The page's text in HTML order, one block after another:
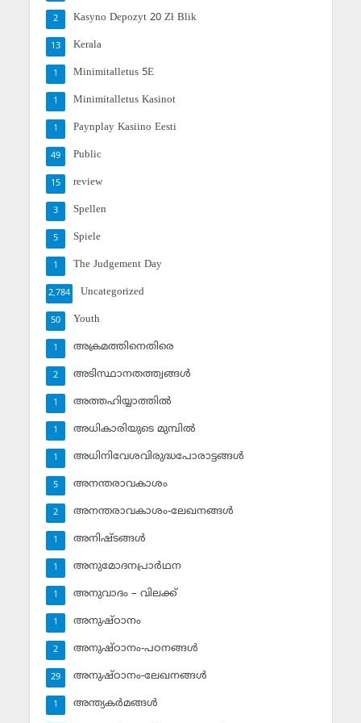
Kasyno Depozyt 20 Zł Blik
2
Kerala
13
Minimitalletus 5E
1
Minimitalletus Kasinot
1
Paynplay Kasiino Eesti
1
Public
49
review
15
Spellen
3
Spiele
5
The Judgement Day
1
Uncategorized
2,784
Youth
50
അക്രമത്തിനെതിരെ
1
അടിസ്ഥാനതത്ത്വങ്ങള്‍
2
അത്തഹിയ്യാത്തില്‍
1
അധികാരിയുടെ മുമ്പില്‍
1
അധിനിവേശവിരുദ്ധപോരാട്ടങ്ങള്‍
1
അനന്തരാവകാശം
5
അനന്തരാവകാശം-ലേഖനങ്ങള്‍
2
അനിഷ്ടങ്ങള്‍
1
അനുമോദനപ്രാര്‍ഥന
1
അനുവാദം – വിലക്ക്‌
1
അനുഷ്ഠാനം
1
അനുഷ്ഠാനം-പഠനങ്ങള്‍
2
അനുഷ്ഠാനം-ലേഖനങ്ങള്‍
29
അന്ത്യകര്‍മങ്ങള്‍
1